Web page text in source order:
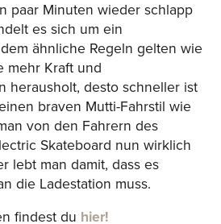
paar Minuten wieder schlapp
es sich um ein
ähnliche Regeln gelten wie
mehr Kraft und
herausholt, desto schneller ist
braven Mutti-Fahrstil wie
von den Fahrern des
Skateboard nun wirklich
lebt man damit, dass es
die Ladestation muss.
findest du hier!